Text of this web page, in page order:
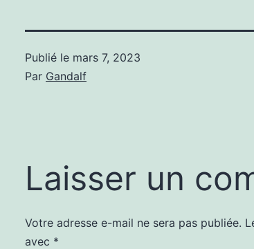
Publié le mars 7, 2023
Par Gandalf
Laisser un
Votre adresse e-mail ne sera pas publiée.
avec *